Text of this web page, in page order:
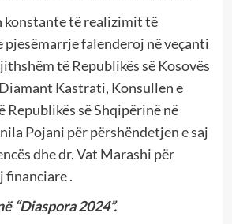
konstante të realizimit të
pjesëmarrje falenderoj në veçanti
të Republikës së Kosovës
Kastrati, Konsullen e
Republikës së Shqipërinë në
Pojani për përshëndetjen e saj
dhe dr. Vat Marashi për
financiare .
“Diaspora 2024”.